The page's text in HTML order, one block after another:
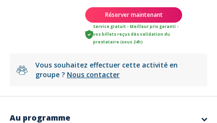
Réserver maintenant
Service gratuit - Meilleur prix garanti -
vos billets reçus dès validation du
prestataire (sous 24h)
Vous souhaitez effectuer cette activité en
groupe ? Nous contacter
Au programme